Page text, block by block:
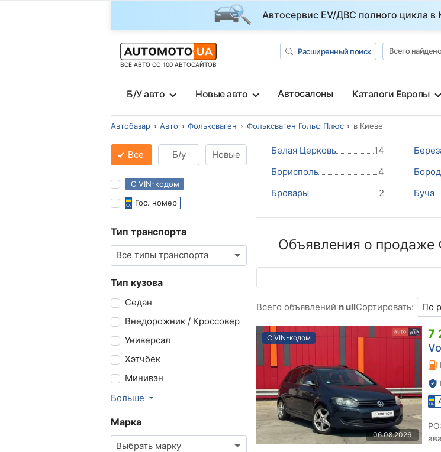
Автосервис EV/ДВС полного цикла в
ВСЕ АВТО СО 100 АВТОСАЙТОВ
Расширенный поиск Всего
Б/У авто Новые авто Автосалоны Каталоги Европы
Автобазар Авто Фольксваген Фольксваген Гольф Плюс в Киеве
Все Б/у Новые
С VIN-кодом
Гос. номер
Тип транспорта
Все типы транспорта
Тип кузова
Седан
Внедорожник / Кроссовер
Универсал
Хэтчбек
Минивэн
Больше
Марка
Выбрать марку
Белая Церковь 14
Борисполь
4
Бровары
2 Буча
Объявления о продаже
Всего объявлений n ullСортировать:
С VIN-кодом
06.08.2026
7